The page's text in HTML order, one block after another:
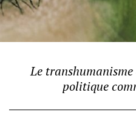
Le
politique